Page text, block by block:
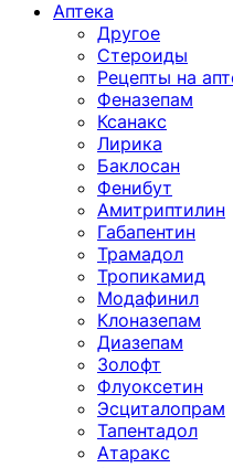
Аптека
Другое
Стероиды
Рецепты на
Феназепам
Ксанакс
Лирика
Баклосан
Фенибут
Амитриптилин
Габапентин
Трамадол
Тропикамид
Модафинил
Клоназепам
Диазепам
Золофт
Флуоксетин
Эсциталопрам
Тапентадол
Атаракс